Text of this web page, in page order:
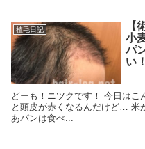
植毛日記
【
小
パ
い
どーも！ニツクです！ 今日は
と頭皮が赤くなるんだけど… 米
あパンは食べ...